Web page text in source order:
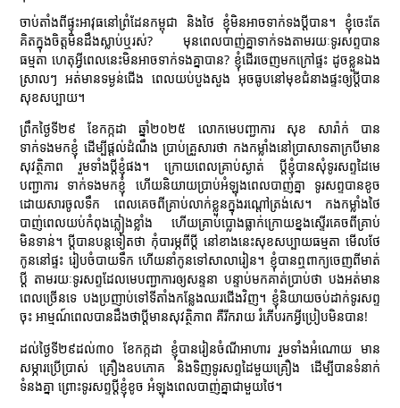
ចាប់តាំងពីផ្ទុះអាវុធនៅព្រំដែនកម្ពុជា និងថៃ ខ្ញុំមិនអាចទាក់ទងប្តីបាន។ ខ្ញុំចេះតែ
គិតក្នុងចិត្តមិនដឹងស្លាប់ឬរស់? មុនពេលបាញ់គ្នាទាក់ទងតាមរយៈទូរសព្ទបាន
ធម្មតា ហេតុអ្វីពេលនេះមិនអាចទាក់ទងគ្នាបាន? ខ្ញុំដើរចេញមកក្រៅផ្ទះ ដូចខ្លួនឯង
ស្រាលៗ អត់មានទម្ងន់ជើង ពេលយប់បួងសួង អុចធូបនៅមុខជំនាងផ្ទះឲ្យប្តីបាន
សុខសប្បាយ។
ព្រឹកថ្ងៃទី២៩ ខែកក្កដា ឆ្នាំ២០២៥ លោកមេបញ្ជាការ សុខ សារ៉ាក់ បាន
ទាក់ទងមកខ្ញុំ ដើម្បីផ្តល់ដំណឹង ប្រាប់គ្រួសារថា កងកម្លាំងនៅប្រាសាទតាក្របីមាន
សុវត្ថិភាព រួមទាំងប្តីខ្ញុំផង។ ក្រោយពេលគ្រាប់ស្ងាត់ ប្តីខ្ញុំបានសុំទូរសព្ទដៃមេ
បញ្ជាការ ទាក់ទងមកខ្ញុំ ហើយនិយាយប្រាប់អំឡុងពេលបាញ់គ្នា ទូរសព្ទបានខូច
ដោយសារចូលទឹក ពេលគេចពីគ្រាប់លាក់ខ្លួនក្នុងរណ្តៅត្រង់សេ។ កងកម្លាំងថៃ
បាញ់ពេលយប់កំពុងភ្លៀងខ្លាំង ហើយគ្រាប់ប្លោងធ្លាក់ក្រោយខ្នងស្ទើរគេចពីគ្រាប់
មិនទាន់។ ប្តីបានបន្តទៀតថា កុំបារម្ភពីប្តី នៅខាងនេះសុខសប្បាយធម្មតា មើលថែ
កូននៅផ្ទះ រៀបចំបាយទឹក ហើយនាំកូនទៅសាលារៀន។ ខ្ញុំបានឮពាក្យចេញពីមាត់
ប្តី តាមរយៈទូរសព្ទដែលមេបញ្ជាការឲ្យសន្ទនា បន្ទាប់មកគាត់ប្រាប់ថា បងអត់មាន
ពេលច្រើនទេ បងប្រញាប់ទៅទីតាំងកន្លែងឈរជើងវិញ។ ខ្ញុំនិយាយចប់ដាក់ទូរសព្ទ
ចុះ អាម្មណ៍ពេលបានដឹងថាប្តីមានសុវត្ថិភាព គឺរីករាយ រំភើបរកអ្វីប្រៀបមិនបាន!
ដល់ថ្ងៃទី២៩ដល់៣០ ខែកក្កដា ខ្ញុំបានរៀនចំណីអាហារ រួមទាំងអំណោយ មាន
សម្ភារប្រើប្រាស់ គ្រឿងឧបភោគ និងទិញទូរសព្ទដៃមួយគ្រឿង ដើម្បីបានទំនាក់
ទំនងគ្នា ព្រោះទូរសព្ទប្តីខ្ញុំខូច អំឡុងពេលបាញ់គ្នាជាមួយថៃ។